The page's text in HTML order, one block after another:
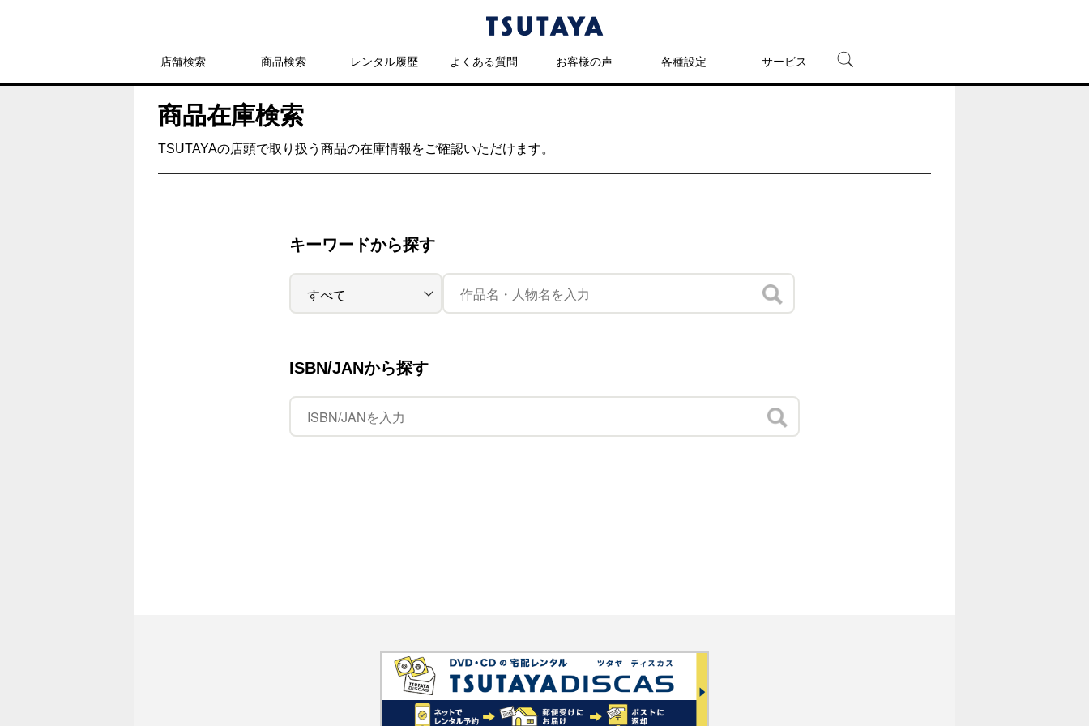
店舗検索 商品検索 レンタル履歴 よくある質問 お客様の声 各種設定 サービス
蔦屋書店
商品在庫検索
TSUTAYAの店頭で取り扱う商品の在庫情報をご確認いただけます。
キーワードから探す
ISBN/JANから探す